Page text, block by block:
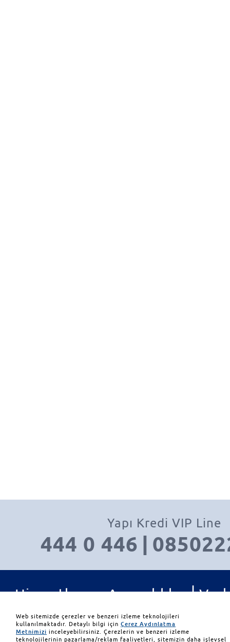
Yapı Kredi VIP Line
444 0 446 |
Hizmetler ve Ayrıcalıklar |
Yatırım Ürünleri | İletişim
Web sitemizde çerezler ve benzeri izleme teknolojileri
kullanılmaktadır. Detaylı bilgi için Çerez Aydınlatma
Metnimizi inceleyebilirsiniz. Çerezlerin ve benzeri izleme
teknolojilerinin pazarlama/reklam faaliyetleri, sitemizin daha işlevsel